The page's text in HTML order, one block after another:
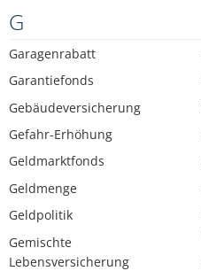
G
Garagenrabatt
Garantiefonds
Gebäudeversicherung
Gefahr-Erhöhung
Geldmarktfonds
Geldmenge
Geldpolitik
Gemischte
Lebensversicherung